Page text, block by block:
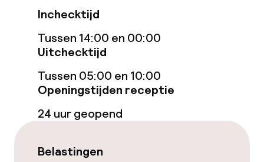
Entertainment
Gratis wifi
Eet- en drinkgelegenheden
Bar
Eet- en drinkdiensten
Inchecktijd
Tussen 14:00 en 00:00
Uitchecktijd
Tussen 05:00 en 10:00
Openingstijden receptie
24 uur geopend
Belastingen